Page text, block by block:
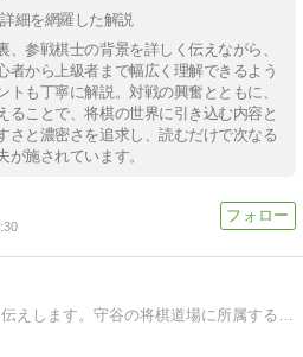
細を網羅した解説
参戦棋士の背景を詳しく伝えながら、
者から上級者まで幅広く理解できるよう
も丁寧に解説。対戦の興奮とともに、
ることで、将棋の世界に引き込む内容と
さと濃密さを追求し、読むだけで次なる
が施されています。
30